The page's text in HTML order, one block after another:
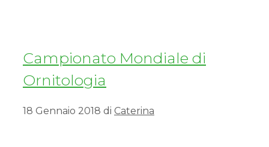
Campionato Mondiale di
Ornitologia
18 Gennaio 2018 di Caterina